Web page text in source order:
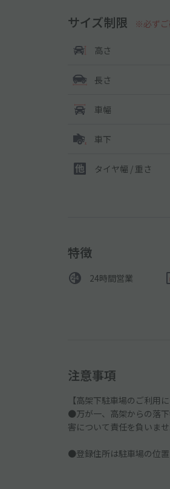
サイズ制限 ※必ずご
高さ
長さ
車幅
車下
タイヤ幅 / 重さ
特徴
24時間営業
注意事項
【高架下駐車場のご利用に
●万が一、高架からの落
害について責任を負いま
●登録住所は駐車場の位置